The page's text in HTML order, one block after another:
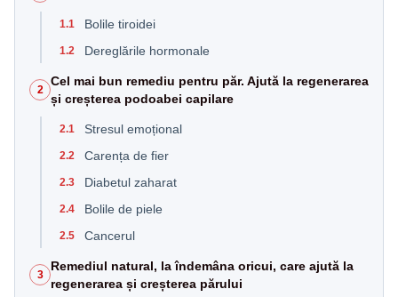
1.1 Bolile tiroidei
1.2 Dereglările hormonale
2
Cel mai bun remediu pentru păr. Ajută la regenerarea
și creșterea podoabei capilare
2.1 Stresul emoțional
2.2 Carența de fier
2.3 Diabetul zaharat
2.4 Bolile de piele
2.5 Cancerul
3
Remediul natural, la îndemâna oricui, care ajută la
regenerarea și creșterea părului